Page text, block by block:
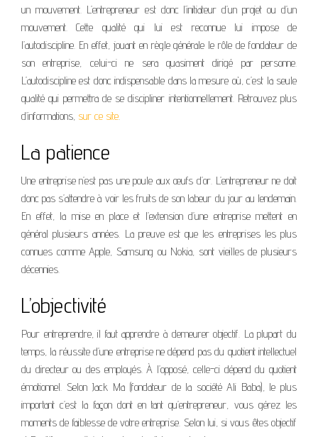
un mouvement. L’entrepreneur est donc l’initiateur d’un projet ou d’un
mouvement. Cette qualité qui lui est reconnue lui impose de
l’autodiscipline. En effet, jouant en règle générale le rôle de fondateur de
son entreprise, celui-ci ne sera quasiment dirigé par personne.
L’autodiscipline est donc indispensable dans la mesure où, c’est la seule
qualité qui permettra de se discipliner intentionnellement. Retrouvez plus
d’informations, sur ce site.
La patience
Une entreprise n’est pas une poule aux œufs d’or. L’entrepreneur ne doit
donc pas s’attendre à voir les fruits de son labeur du jour au lendemain.
En effet, la mise en place et l’extension d’une entreprise mettent en
général plusieurs années. La preuve est que les entreprises les plus
connues comme Apple, Samsung ou Nokia, sont vieilles de plusieurs
décennies.
L’objectivité
Pour entreprendre, il faut apprendre à demeurer objectif. La plupart du
temps, la réussite d’une entreprise ne dépend pas du quotient intellectuel
du directeur ou des employés. À l’opposé, celle-ci dépend du quotient
émotionnel. Selon Jack Ma (fondateur de la société Ali Baba), le plus
important c’est la façon dont en tant qu’entrepreneur, vous gérez les
moments de faiblesse de votre entreprise. Selon lui, si vous êtes objectif